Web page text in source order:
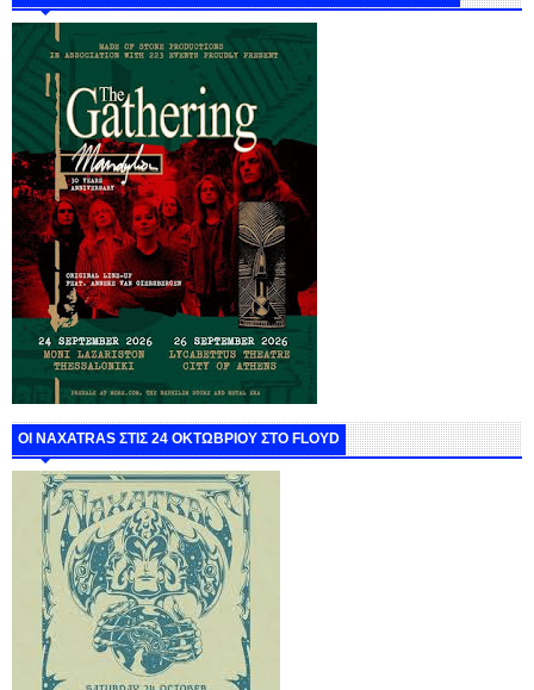
ΟΙ NAXATRAS ΣΤΙΣ 24 ΟΚΤΩΒΡΙΟΥ ΣΤΟ FLOYD